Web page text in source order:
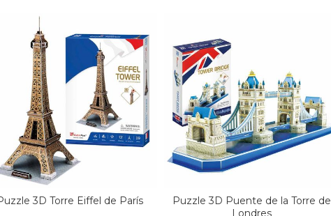
3D Torre Eiffel de París
Puzzle 3D Puente de la Torre de
Londres